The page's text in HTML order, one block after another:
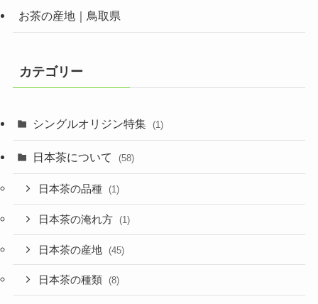
お茶の産地｜鳥取県
カテゴリー
シングルオリジン特集 (1)
日本茶について (58)
日本茶の品種 (1)
日本茶の淹れ方 (1)
日本茶の産地 (45)
日本茶の種類 (8)